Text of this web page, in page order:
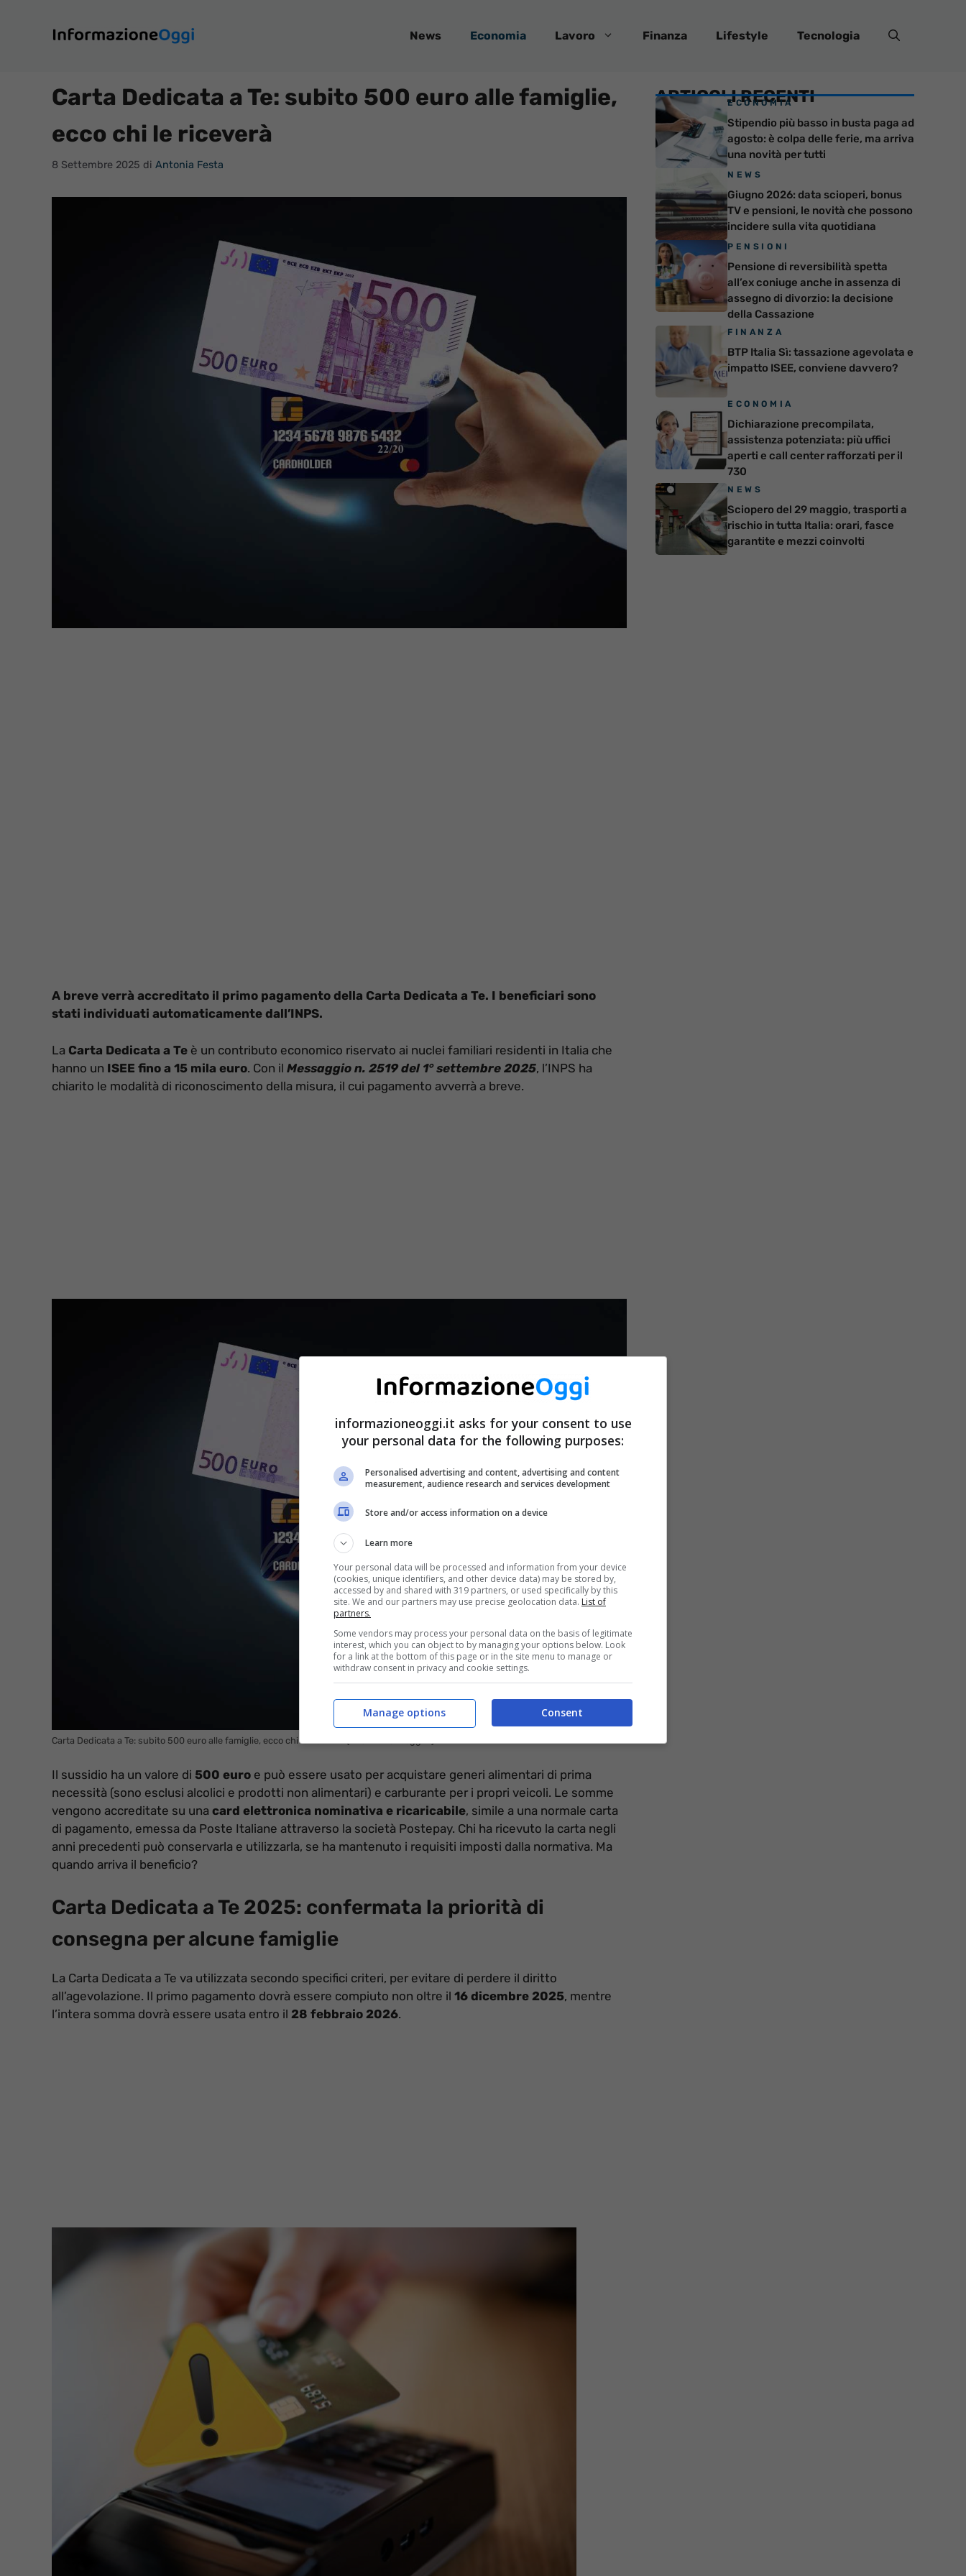
contenuto
News Economia Lavoro Finanza Lifestyle Tecnologia
Carta Dedicata a Te: subito 500 euro alle famiglie,
ecco chi le riceverà
8 Settembre 2025 di Antonia Festa
A breve verrà accreditato il primo pagamento della Carta Dedicata a Te. I beneficiari sono
stati individuati automaticamente dall’INPS.
La Carta Dedicata a Te è un contributo economico riservato ai nuclei familiari residenti in Italia che
hanno un ISEE fino a 15 mila euro. Con il Messaggio n. 2519 del 1° settembre 2025, l’INPS ha
chiarito le modalità di riconoscimento della misura, il cui pagamento avverrà a breve.
Carta Dedicata a Te: subito 500 euro alle famiglie, ecco chi le riceverà (informazioneoggi.it)
Il sussidio ha un valore di 500 euro e può essere usato per acquistare generi alimentari di prima
necessità (sono esclusi alcolici e prodotti non alimentari) e carburante per i propri veicoli. Le somme
vengono accreditate su una card elettronica nominativa e ricaricabile, simile a una normale carta
di pagamento, emessa da Poste Italiane attraverso la società Postepay. Chi ha ricevuto la carta negli
anni precedenti può conservarla e utilizzarla, se ha mantenuto i requisiti imposti dalla normativa. Ma
quando arriva il beneficio?
Carta Dedicata a Te 2025: confermata la priorità di
consegna per alcune famiglie
La Carta Dedicata a Te va utilizzata secondo specifici criteri, per evitare di perdere il diritto
all’agevolazione. Il primo pagamento dovrà essere compiuto non oltre il 16 dicembre 2025, mentre
l’intera somma dovrà essere usata entro il 28 febbraio 2026.
ARTICOLI RECENTI
ECONOMIA
Stipendio più basso in busta paga ad
agosto: è colpa delle ferie, ma arriva
una novità per tutti
NEWS
Giugno 2026: data scioperi, bonus
TV e pensioni, le novità che possono
incidere sulla vita quotidiana
PENSIONI
Pensione di reversibilità spetta
all’ex coniuge anche in assenza di
assegno di divorzio: la decisione
della Cassazione
FINANZA
BTP Italia Sì: tassazione agevolata e
impatto ISEE, conviene davvero?
ECONOMIA
Dichiarazione precompilata,
assistenza potenziata: più uffici
aperti e call center rafforzati per il
730
NEWS
Sciopero del 29 maggio, trasporti a
rischio in tutta Italia: orari, fasce
garantite e mezzi coinvolti
informazioneoggi.it asks for your consent to use
your personal data for the following purposes:
Personalised advertising and content, advertising and content
measurement, audience research and services development
Store and/or access information on a device
Learn more
Your personal data will be processed and information from your device
(cookies, unique identifiers, and other device data) may be stored by,
accessed by and shared with 319 partners, or used specifically by this
site. We and our partners may use precise geolocation data. List of
partners.
Some vendors may process your personal data on the basis of legitimate
interest, which you can object to by managing your options below. Look
for a link at the bottom of this page or in the site menu to manage or
withdraw consent in privacy and cookie settings.
Consent
Manage options